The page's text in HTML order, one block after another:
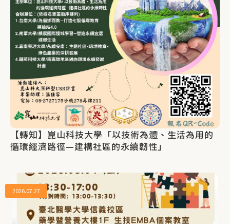
【轉知】崑山科技大學「以技術為體、生活為用的
循環經濟路徑—建構社區的永續韌性」
2026.07.27